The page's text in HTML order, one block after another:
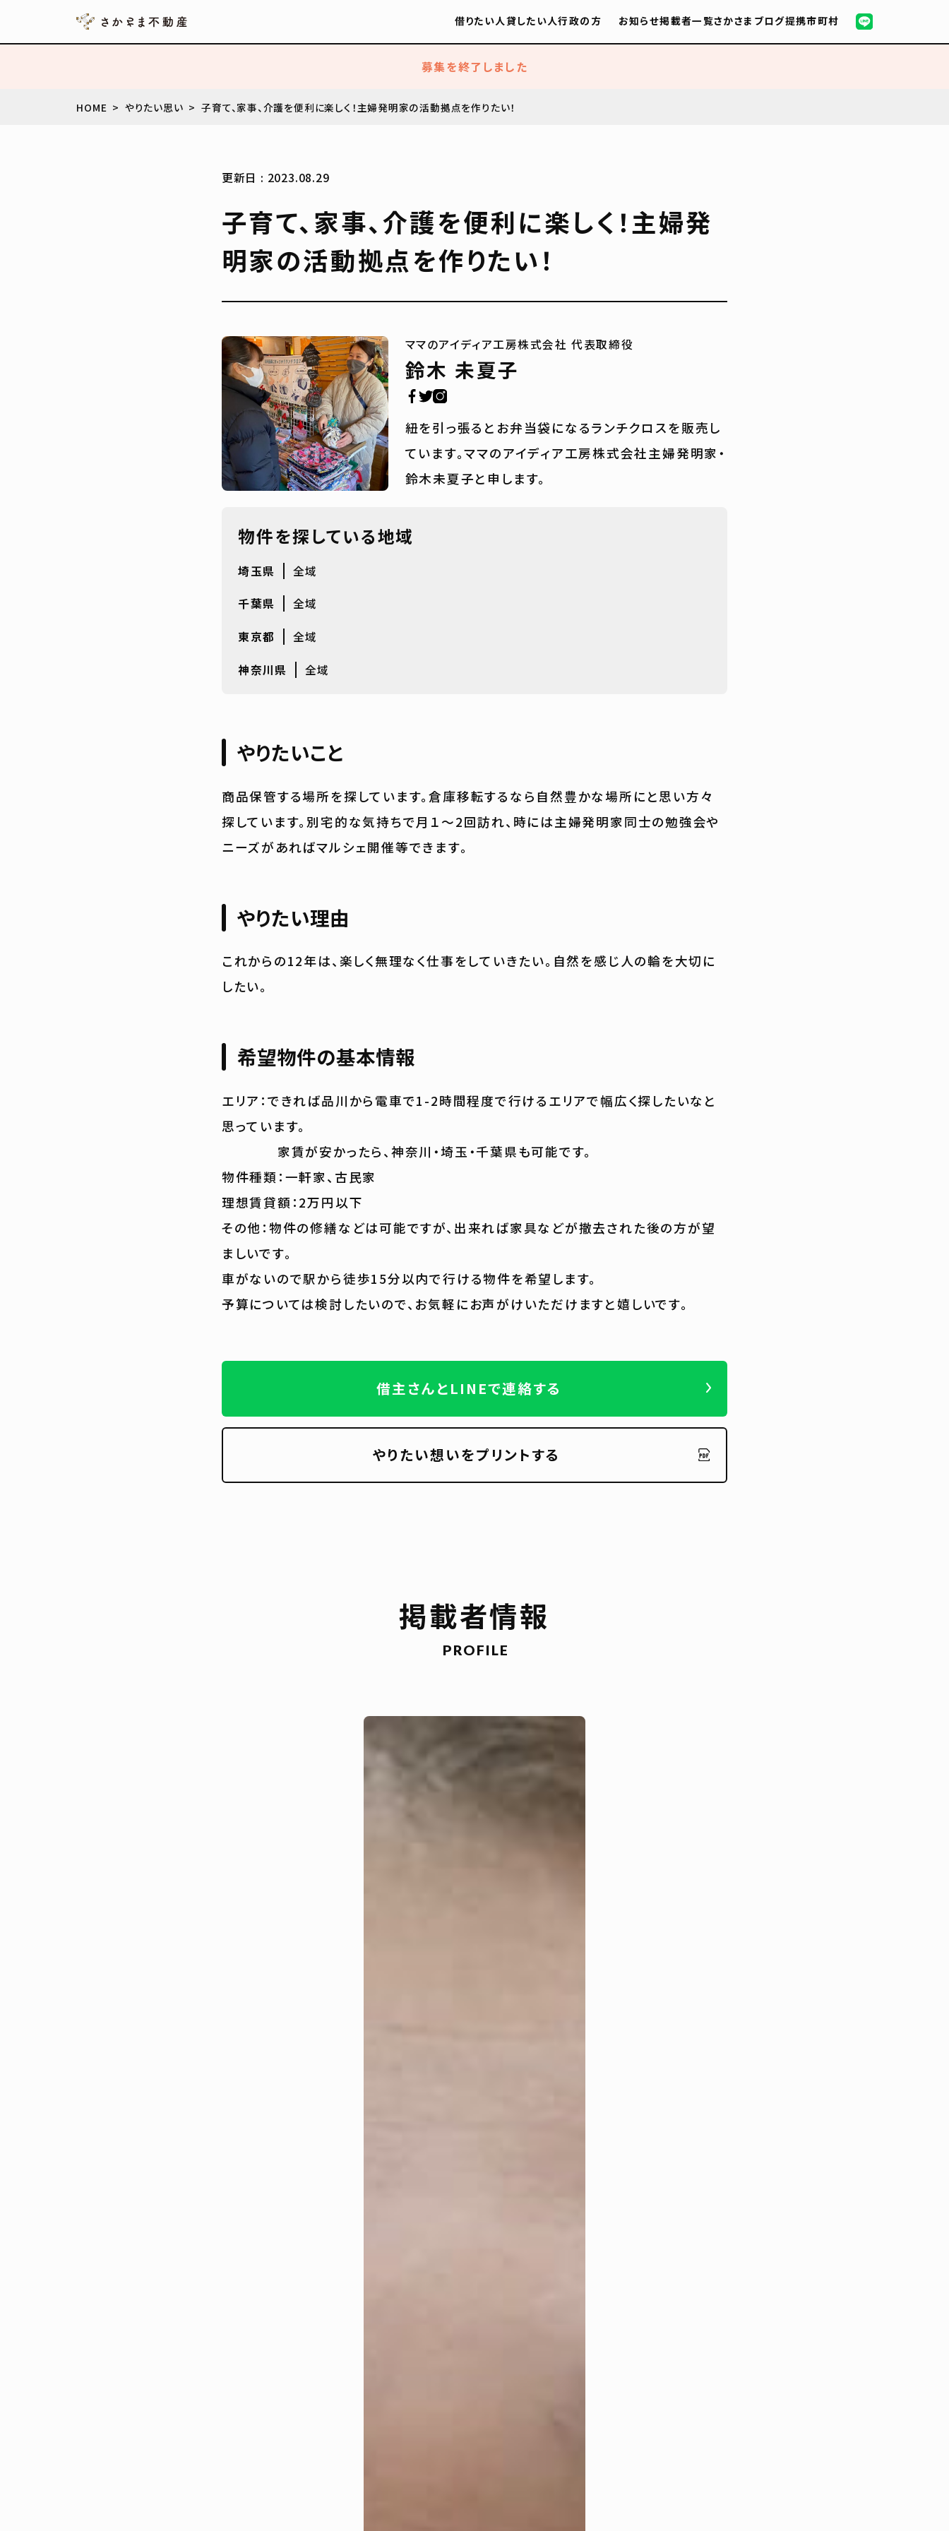
借りたい人貸したい人行政の方 お知らせ掲載者一覧さかさまブログ提携市町村
募集を終了しました
HOME やりたい思い 子育て、家事、介護を便利に楽しく！主婦発明家の活動拠点を作りたい！
更新日 : 2023.08.29
子育て、家事、介護を便利に楽しく！主婦発
明家の活動拠点を作りたい！
ママのアイディア工房株式会社 代表取締役
鈴木 未夏子
紐を引っ張るとお弁当袋になるランチクロスを販売し
ています。ママのアイディア工房株式会社主婦発明家・
鈴木未夏子と申します。
物件を探している地域
埼玉県 全域
千葉県 全域
東京都 全域
神奈川県 全域
やりたいこと
商品保管する場所を探しています。倉庫移転するなら自然豊かな場所にと思い方々
探しています。別宅的な気持ちで月１～2回訪れ、時には主婦発明家同士の勉強会や
ニーズがあればマルシェ開催等できます。
やりたい理由
これからの12年は、楽しく無理なく仕事をしていきたい。自然を感じ人の輪を大切に
したい。
希望物件の基本情報
エリア：できれば品川から電車で1-2時間程度で行けるエリアで幅広く探したいなと
思っています。
家賃が安かったら、神奈川・埼玉・千葉県も可能です。
物件種類：一軒家、古民家
理想賃貸額：2万円以下
その他：物件の修繕などは可能ですが、出来れば家具などが撤去された後の方が望
ましいです。
車がないので駅から徒歩15分以内で行ける物件を希望します。
予算については検討したいので、お気軽にお声がけいただけますと嬉しいです。
借主さんとLINEで連絡する
やりたい想いをプリントする
掲載者情報
PROFILE